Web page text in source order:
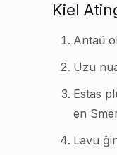
Kiel
Antaŭ
Uzu
Estas
en
Lavu